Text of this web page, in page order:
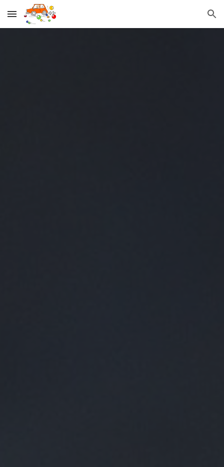
Skip to main content Skip to navigation